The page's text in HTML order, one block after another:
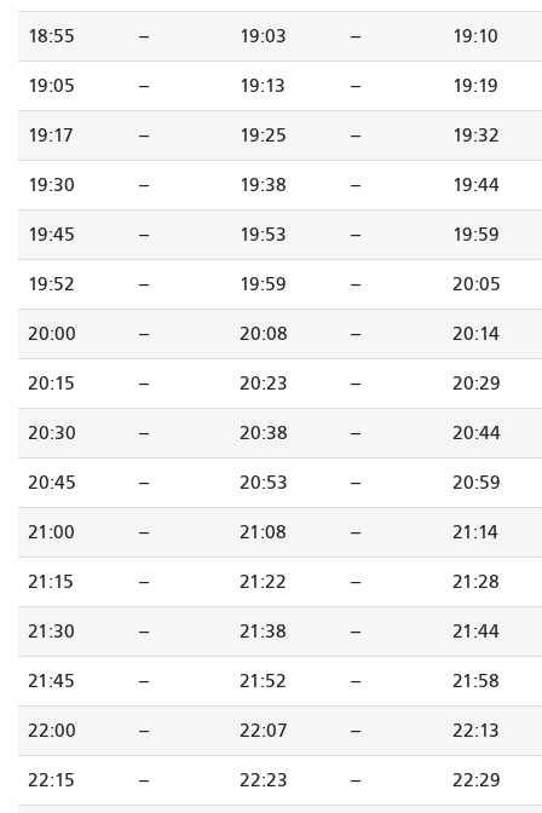
18:55 -- 19:03 -- 19:10
19:05 -- 19:13 -- 19:19
19:17 -- 19:25 -- 19:32
19:30 -- 19:38 -- 19:44
19:45 -- 19:53 -- 19:59
19:52 -- 19:59 -- 20:05
20:00 -- 20:08 -- 20:14
20:15 -- 20:23 -- 20:29
20:30 -- 20:38 -- 20:44
20:45 -- 20:53 -- 20:59
21:00 -- 21:08 -- 21:14
21:15 -- 21:22 -- 21:28
21:30 -- 21:38 -- 21:44
21:45 -- 21:52 -- 21:58
22:00 -- 22:07 -- 22:13
22:15 -- 22:23 -- 22:29